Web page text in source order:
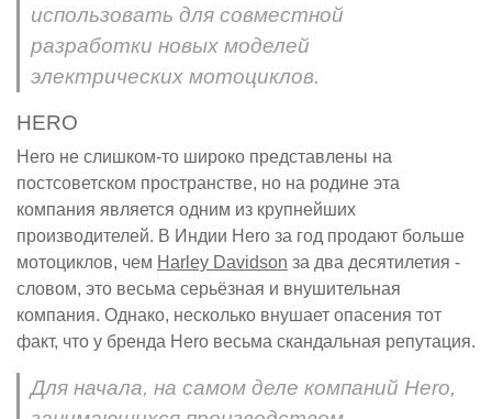
использовать для совместной
разработки новых моделей
электрических мотоциклов.
HERO
Hero не слишком-то широко представлены на
постсоветском пространстве, но на родине эта
компания является одним из крупнейших
производителей. В Индии Hero за год продают больше
мотоциклов, чем Harley Davidson за два десятилетия -
словом, это весьма серьёзная и внушительная
компания. Однако, несколько внушает опасения тот
факт, что у бренда Hero весьма скандальная репутация.
Для начала, на самом деле компаний Hero,